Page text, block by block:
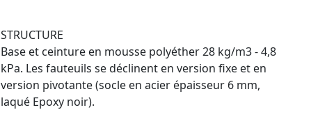
STRUCTURE
Base et ceinture en mousse polyéther 28 kg/m3 - 4,8
kPa. Les fauteuils se déclinent en version fixe et en
version pivotante (socle en acier épaisseur 6 mm,
laqué Epoxy noir).